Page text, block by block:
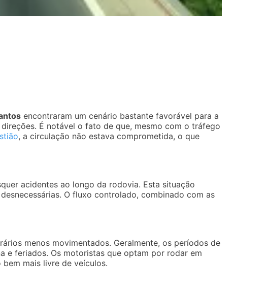
encontraram um cenário bastante favorável para a
É notável o fato de que, mesmo com o tráfego
, a circulação não estava comprometida, o que
acidentes ao longo da rodovia. Esta situação
O fluxo controlado, combinado com as
menos movimentados. Geralmente, os períodos de
e feriados. Os motoristas que optam por rodar em
mais livre de veículos.